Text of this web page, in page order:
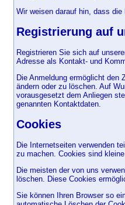
Wir weisen darauf hin, dass
Registrierung auf
Registrieren Sie sich auf
Adresse als Kontakt- und
Die Anmeldung ermöglicht den
ändern oder zu löschen. Auf
vorausgesetzt dem Anliegen
genannten Kontaktdaten.
Cookies
Die Internetseiten verwenden
zu machen. Cookies sind
Die meisten der von uns
löschen. Diese Cookies
Sie können Ihren Browser so